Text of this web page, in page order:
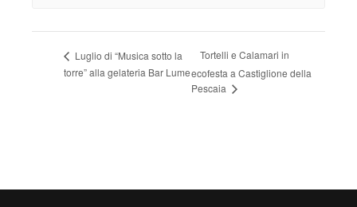
Luglio di “Musica sotto la
torre” alla gelateria Bar Lume
Tortelli e Calamari in
ecofesta a Castiglione della
Pescaia